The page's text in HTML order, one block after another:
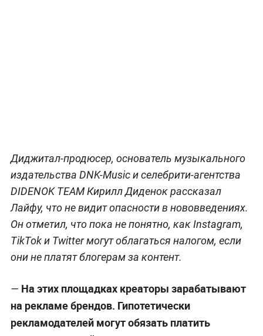
Диджитал-продюсер, основатель музыкального
издательства DNK-Music и селебрити-агентства
DIDENOK TEAM Кирилл Диденок рассказал
Лайфу, что не видит опасности в нововведениях.
Он отметил, что пока не понятно, как Instagram,
TikTok и Twitter могут облагаться налогом, если
они не платят блогерам за контент.
— На этих площадках креаторы зарабатывают
на рекламе брендов. Гипотетически
рекламодателей могут обязать платить